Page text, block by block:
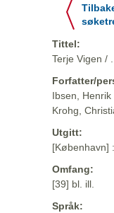
Tittel:
Terje Vigen /
Forfatter/
Ibsen, Henrik
Krohg,
Utgitt:
[København]
Omfang:
[39] bl. ill.
Språk: